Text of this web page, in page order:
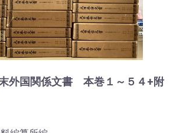
外国関係文書 本巻１～５４+附